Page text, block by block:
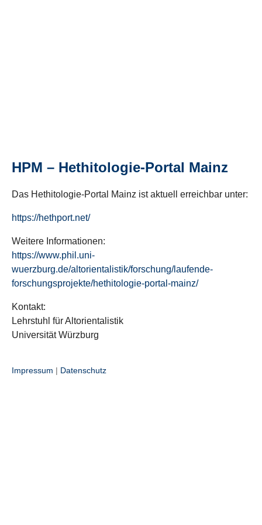
HPM – Hethitologie-Portal Mainz
Das Hethitologie-Portal Mainz ist aktuell erreichbar unter:
https://hethport.net/
Weitere Informationen:
https://www.phil.uni-
wuerzburg.de/altorientalistik/forschung/laufende-
forschungsprojekte/hethitologie-portal-mainz/
Kontakt:
Lehrstuhl für Altorientalistik
Universität Würzburg
Impressum | Datenschutz